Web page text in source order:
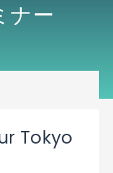
ナー
Tokyo